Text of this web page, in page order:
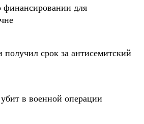
финансировании для
срок за антисемитский
в военной операции